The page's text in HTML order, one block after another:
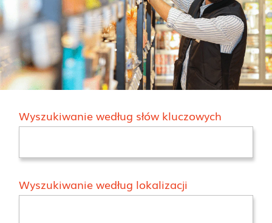
Wyszukiwanie według słów kluczowych
Wyszukiwanie według lokalizacji